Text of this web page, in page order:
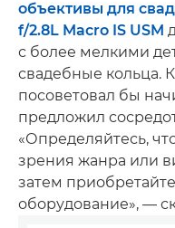
объективы для
f/2.8L Macro IS USM
с более мелкими
свадебные кольца.
посоветовал бы
предложил
«Определяйтесь,
зрения жанра или
затем
оборудование», —